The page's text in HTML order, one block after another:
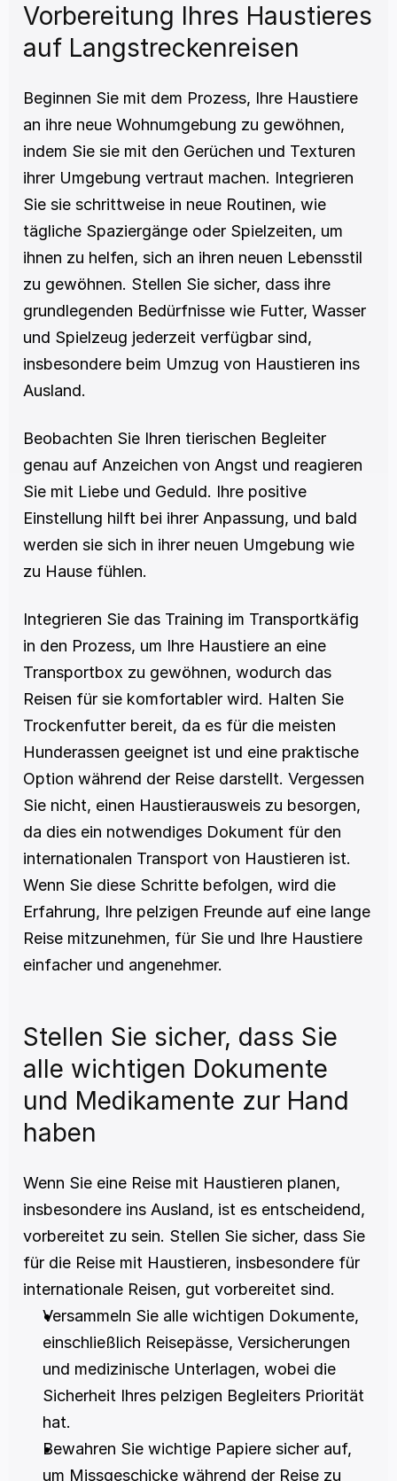
Vorbereitung Ihres Haustieres
auf Langstreckenreisen
Beginnen Sie mit dem Prozess, Ihre Haustiere
an ihre neue Wohnumgebung zu gewöhnen,
indem Sie sie mit den Gerüchen und Texturen
ihrer Umgebung vertraut machen. Integrieren
Sie sie schrittweise in neue Routinen, wie
tägliche Spaziergänge oder Spielzeiten, um
ihnen zu helfen, sich an ihren neuen Lebensstil
zu gewöhnen. Stellen Sie sicher, dass ihre
grundlegenden Bedürfnisse wie Futter, Wasser
und Spielzeug jederzeit verfügbar sind,
insbesondere beim Umzug von Haustieren ins
Ausland.
Beobachten Sie Ihren tierischen Begleiter
genau auf Anzeichen von Angst und reagieren
Sie mit Liebe und Geduld. Ihre positive
Einstellung hilft bei ihrer Anpassung, und bald
werden sie sich in ihrer neuen Umgebung wie
zu Hause fühlen.
Integrieren Sie das Training im Transportkäfig
in den Prozess, um Ihre Haustiere an eine
Transportbox zu gewöhnen, wodurch das
Reisen für sie komfortabler wird. Halten Sie
Trockenfutter bereit, da es für die meisten
Hunderassen geeignet ist und eine praktische
Option während der Reise darstellt. Vergessen
Sie nicht, einen Haustierausweis zu besorgen,
da dies ein notwendiges Dokument für den
internationalen Transport von Haustieren ist.
Wenn Sie diese Schritte befolgen, wird die
Erfahrung, Ihre pelzigen Freunde auf eine lange
Reise mitzunehmen, für Sie und Ihre Haustiere
einfacher und angenehmer.
Stellen Sie sicher, dass Sie
alle wichtigen Dokumente
und Medikamente zur Hand
haben
Wenn Sie eine Reise mit Haustieren planen,
insbesondere ins Ausland, ist es entscheidend,
vorbereitet zu sein. Stellen Sie sicher, dass Sie
für die Reise mit Haustieren, insbesondere für
internationale Reisen, gut vorbereitet sind.
Versammeln Sie alle wichtigen Dokumente,
einschließlich Reisepässe, Versicherungen
und medizinische Unterlagen, wobei die
Sicherheit Ihres pelzigen Begleiters Priorität
hat.
Bewahren Sie wichtige Papiere sicher auf,
um Missgeschicke während der Reise zu